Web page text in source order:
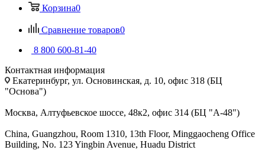
Корзина0
Сравнение товаров0
8 800 600-81-40
Контактная информация
Екатеринбург, ул. Основинская, д. 10, офис 318 (БЦ
"Основа")
Москва, Алтуфьевское шоссе, 48к2, офис 314 (БЦ "А-48")
China, Guangzhou, Room 1310, 13th Floor, Minggaocheng Office
Building, No. 123 Yingbin Avenue, Huadu District